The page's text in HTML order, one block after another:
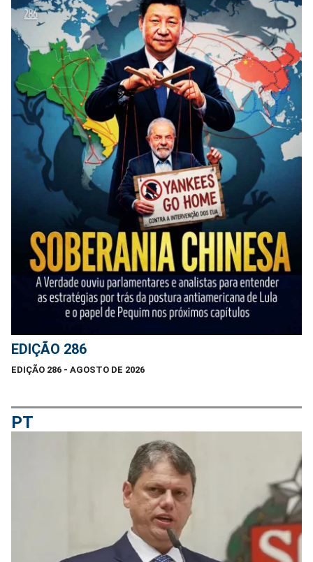
EDIÇÃO 286
EDIÇÃO 286 - AGOSTO DE 2026
PT